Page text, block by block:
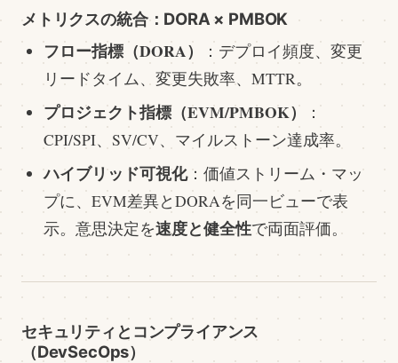
メトリクスの統合：DORA × PMBOK
フロー指標（DORA）
：デプロイ頻度、変更
リードタイム、変更失敗率、MTTR。
プロジェクト指標（EVM/PMBOK）
：
CPI/SPI、SV/CV、マイルストーン達成率。
ハイブリッド可視化：価値ストリーム・マッ
プに、EVM差異とDORAを同一ビューで表
示。意思決定を速度と健全性で両面評価。
セキュリティとコンプライアンス
（DevSecOps）